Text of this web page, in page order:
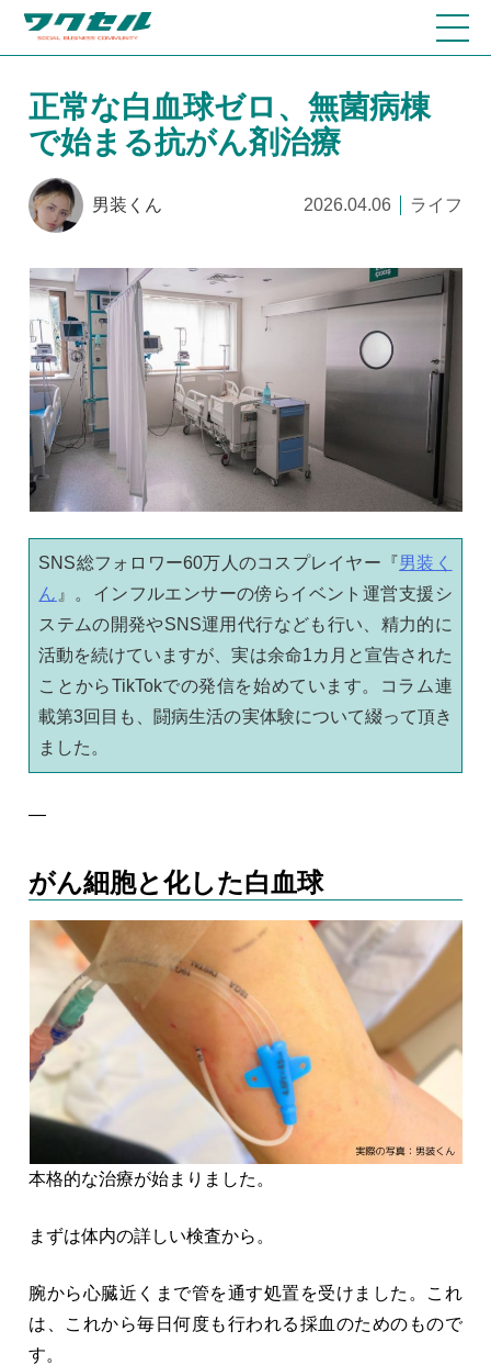
正常な白血球ゼロ、無菌病棟
で始まる抗がん剤治療
男装くん 2026.04.06 ライフ
SNS総フォロワー60万人のコスプレイヤー『男装く
ん 』。インフルエンサーの傍らイベント運営支援シ
ステムの開発やSNS運用代行なども行い、精力的に
活動を続けていますが、実は余命1カ月と宣告された
ことからTikTokでの発信を始めています。コラム連
載第3回目も、闘病生活の実体験について綴って頂き
ました。
—
がん細胞と化した白血球
本格的な治療が始まりました。
まずは体内の詳しい検査から。
腕から心臓近くまで管を通す処置を受けました。これ
は、これから毎日何度も行われる採血のためのもので
す。